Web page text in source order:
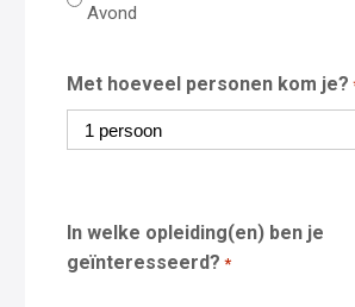
Avond
Met hoeveel personen kom je?
In welke opleiding(en) ben je
geïnteresseerd? *